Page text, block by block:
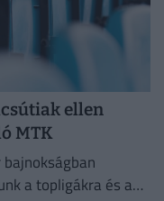
ellen
MTK
a topligákra és a